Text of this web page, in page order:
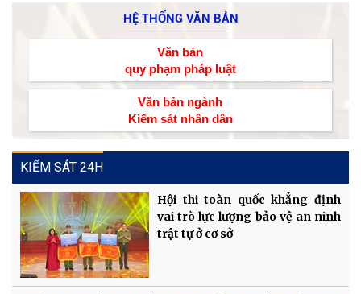
HỆ THỐNG VĂN BẢN
Văn bản
quy phạm pháp luật
Văn bản ngành
Kiểm sát nhân dân
KIỂM SÁT 24H
Hội thi toàn quốc khẳng định
vai trò lực lượng bảo vệ an ninh
trật tự ở cơ sở